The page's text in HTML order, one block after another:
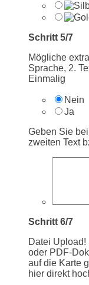
Schritt 5/7
Mögliche
Sprache, 2.
Einmalig
Nein
Ja
Geben Sie
zweiten Text
Schritt 6/7
Datei Upload!
oder PDF-
auf die Karte
hier direkt